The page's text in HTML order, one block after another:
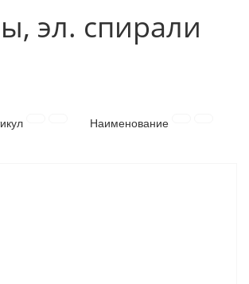
ТЕХНИКА
эл. спирали
Наименование